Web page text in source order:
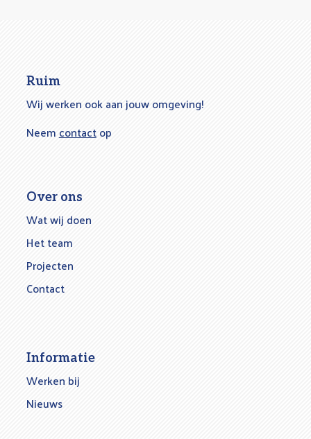
Ruim
Wij werken ook aan jouw omgeving!
Neem contactop
Over ons
Wat wij doen
Het team
Projecten
Contact
Informatie
Werken bij
Nieuws